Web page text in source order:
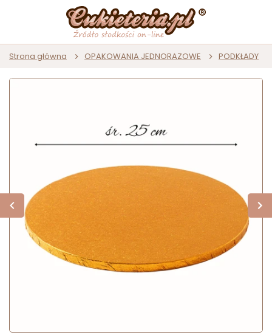
Strona główna OPAKOWANIA JEDNORAZOWE PODKŁADY